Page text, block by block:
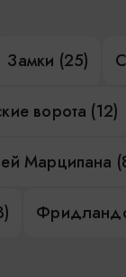
Замки (25)
ворота (12)
Марципана